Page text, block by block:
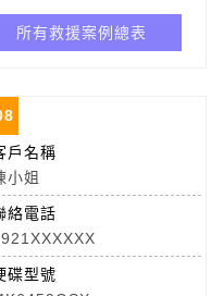
所有救援案例總表
戶名稱
小姐
絡電話
碟型號